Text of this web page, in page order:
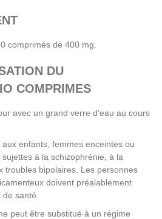
comprimés de 400 mg.
DU
COMPRIMES
avec un grand verre d'eau au cours
aux enfants, femmes enceintes ou
à la schizophrénie, à la
troubles bipolaires. Les personnes
doivent préalablement
santé.
peut être substitué à un régime